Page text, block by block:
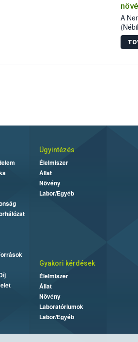
A
Ügyintézés
Élelmiszer
Állat
Növény
Labor/Egyéb
Gyakori kérdések
Élelmiszer
Állat
Növény
Laboratóriumok
Labor/Egyéb